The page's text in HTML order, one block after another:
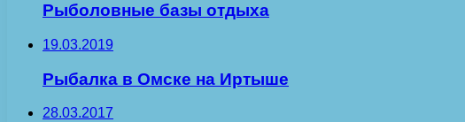
Рыболовные базы отдыха
19.03.2019
Рыбалка в Омске на Иртыше
28.03.2017